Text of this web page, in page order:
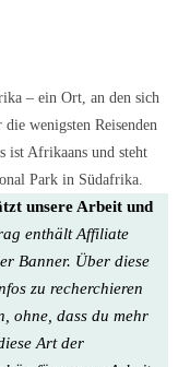
– ein Ort, an den sich
wenigsten Reisenden
ist Afrikaans und steht
Park in Südafrika.
unsere Arbeit und
enthält Affiliate
Banner. Über diese
zu recherchieren
ohne, dass du mehr
Art der